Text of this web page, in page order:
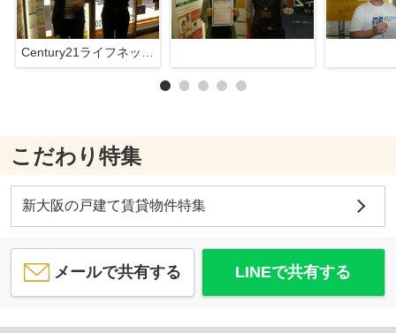
こだわり特集
新大阪の戸建て賃貸物件特集
メールで共有する LINEで共有する